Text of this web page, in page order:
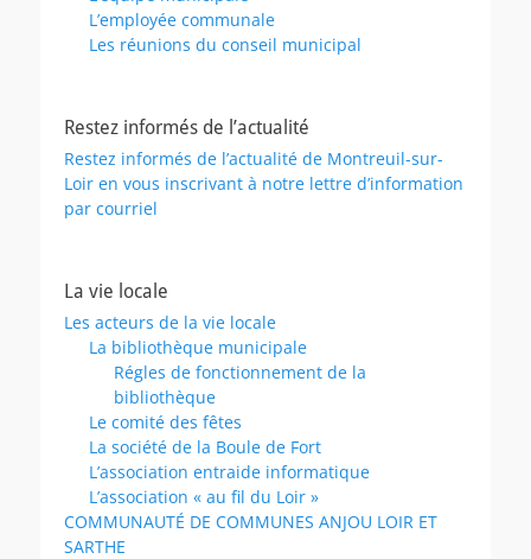
L’employée communale
Les réunions du conseil municipal
Restez informés de l’actualité
Restez informés de l’actualité de Montreuil-sur-
Loir en vous inscrivant à notre lettre d’information
par courriel
La vie locale
Les acteurs de la vie locale
La bibliothèque municipale
Régles de fonctionnement de la
bibliothèque
Le comité des fêtes
La société de la Boule de Fort
L’association entraide informatique
L’association « au fil du Loir »
COMMUNAUTÉ DE COMMUNES ANJOU LOIR ET
SARTHE